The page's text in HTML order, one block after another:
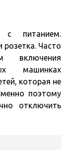
питанием.
Часто
включения
машинках
которая не
поэтому
отключить